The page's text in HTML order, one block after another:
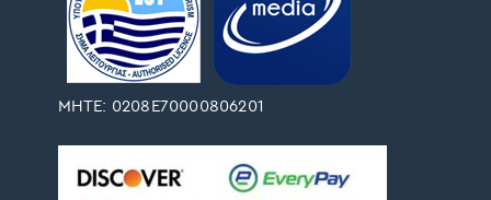
ΜΗΤΕ: 0208Ε70000806201